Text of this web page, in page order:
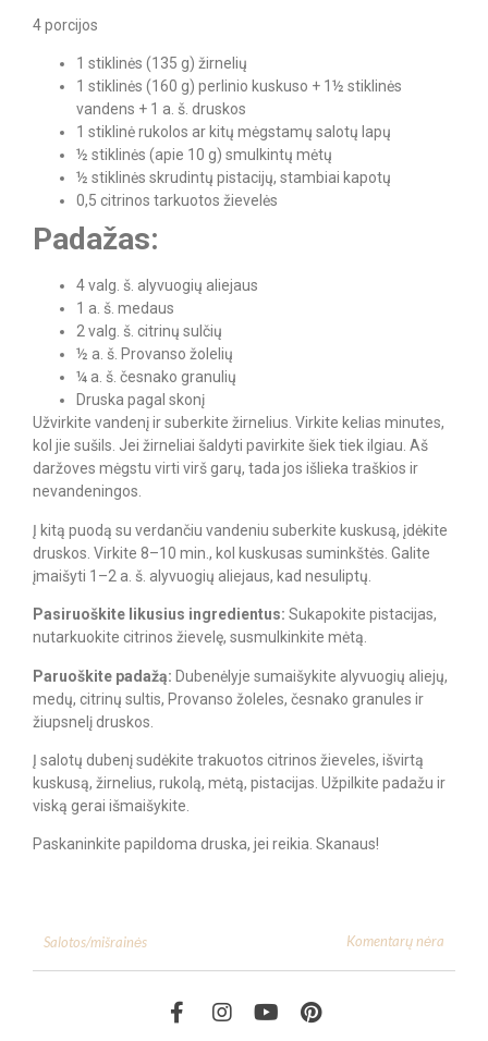
4 porcijos
1 stiklinės (135 g) žirnelių
1 stiklinės (160 g) perlinio kuskuso + 1½ stiklinės
vandens + 1 a. š. druskos
1 stiklinė rukolos ar kitų mėgstamų salotų lapų
½ stiklinės (apie 10 g) smulkintų mėtų
½ stiklinės skrudintų pistacijų, stambiai kapotų
0,5 citrinos tarkuotos žievelės
Padažas:
4 valg. š. alyvuogių aliejaus
1 a. š. medaus
2 valg. š. citrinų sulčių
½ a. š. Provanso žolelių
¼ a. š. česnako granulių
Druska pagal skonį
Užvirkite vandenį ir suberkite žirnelius. Virkite kelias minutes,
kol jie sušils. Jei žirneliai šaldyti pavirkite šiek tiek ilgiau. Aš
daržoves mėgstu virti virš garų, tada jos išlieka traškios ir
nevandeningos.
Į kitą puodą su verdančiu vandeniu suberkite kuskusą, įdėkite
druskos. Virkite 8–10 min., kol kuskusas suminkštės. Galite
įmaišyti 1–2 a. š. alyvuogių aliejaus, kad nesuliptų.
Pasiruoškite likusius ingredientus: Sukapokite pistacijas,
nutarkuokite citrinos žievelę, susmulkinkite mėtą.
Paruoškite padažą: Dubenėlyje sumaišykite alyvuogių aliejų,
medų, citrinų sultis, Provanso žoleles, česnako granules ir
žiupsnelį druskos.
Į salotų dubenį sudėkite trakuotos citrinos žieveles, išvirtą
kuskusą, žirnelius, rukolą, mėtą, pistacijas. Užpilkite padažu ir
viską gerai išmaišykite.
Paskaninkite papildoma druska, jei reikia. Skanaus!
Salotos/mišrainės Komentarų nėra